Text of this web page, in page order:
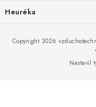
Heuréka
Nastavil
Copyright 2026